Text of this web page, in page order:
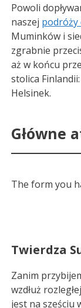
Powoli
naszej podróży
Muminków i
zgrabnie
aż w końcu
stolica Finlandii:
Helsinek.
Główne
The form you
Twierdza
Zanim
wzdłuż
jest na sześciu